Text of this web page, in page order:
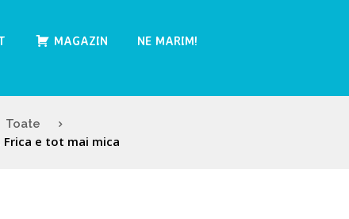
MAGAZIN NE MARIM!
Toate
e tot mai mica